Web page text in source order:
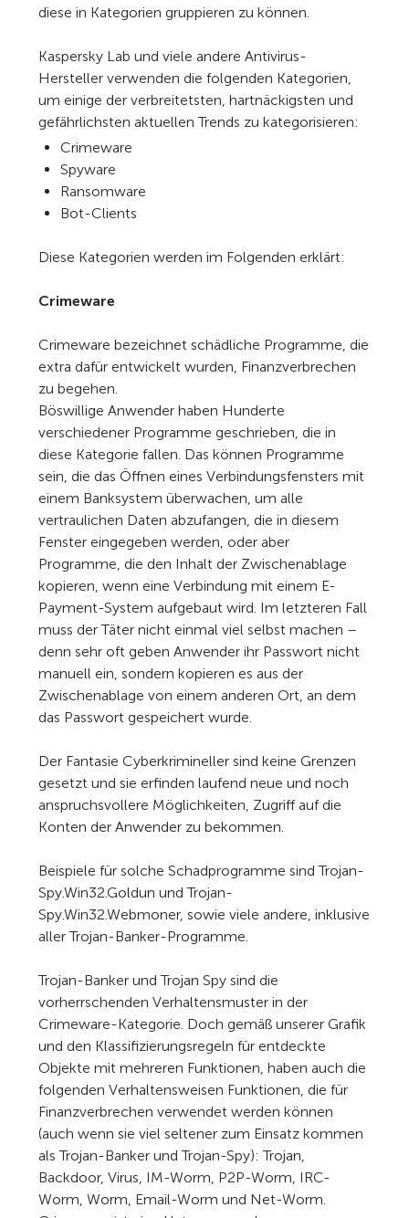
diese in Kategorien gruppieren zu können.
Kaspersky Lab und viele andere Antivirus-
Hersteller verwenden die folgenden Kategorien,
um einige der verbreitetsten, hartnäckigsten und
gefährlichsten aktuellen Trends zu kategorisieren:
Crimeware
Spyware
Ransomware
Bot-Clients
Diese Kategorien werden im Folgenden erklärt:
Crimeware
Crimeware bezeichnet schädliche Programme, die
extra dafür entwickelt wurden, Finanzverbrechen
zu begehen.
Böswillige Anwender haben Hunderte
verschiedener Programme geschrieben, die in
diese Kategorie fallen. Das können Programme
sein, die das Öffnen eines Verbindungsfensters mit
einem Banksystem überwachen, um alle
vertraulichen Daten abzufangen, die in diesem
Fenster eingegeben werden, oder aber
Programme, die den Inhalt der Zwischenablage
kopieren, wenn eine Verbindung mit einem E-
Payment-System aufgebaut wird. Im letzteren Fall
muss der Täter nicht einmal viel selbst machen –
denn sehr oft geben Anwender ihr Passwort nicht
manuell ein, sondern kopieren es aus der
Zwischenablage von einem anderen Ort, an dem
das Passwort gespeichert wurde.
Der Fantasie Cyberkrimineller sind keine Grenzen
gesetzt und sie erfinden laufend neue und noch
anspruchsvollere Möglichkeiten, Zugriff auf die
Konten der Anwender zu bekommen.
Beispiele für solche Schadprogramme sind Trojan-
Spy.Win32.Goldun und Trojan-
Spy.Win32.Webmoner, sowie viele andere, inklusive
aller Trojan-Banker-Programme.
Trojan-Banker und Trojan Spy sind die
vorherrschenden Verhaltensmuster in der
Crimeware-Kategorie. Doch gemäß unserer Grafik
und den Klassifizierungsregeln für entdeckte
Objekte mit mehreren Funktionen, haben auch die
folgenden Verhaltensweisen Funktionen, die für
Finanzverbrechen verwendet werden können
(auch wenn sie viel seltener zum Einsatz kommen
als Trojan-Banker und Trojan-Spy): Trojan,
Backdoor, Virus, IM-Worm, P2P-Worm, IRC-
Worm, Worm, Email-Worm und Net-Worm.